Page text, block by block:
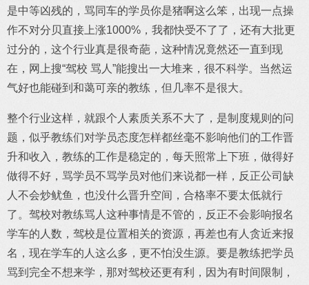
是中等凶残的，骂同车的学员你是猪啊这么笨，出现一点操
作不对分贝直接上涨1000%，我都快受不了了，还有大批更
过分的，这个行业真是很奇葩，这种情况竟然还一直到现
在，网上搜“驾校 骂人”能搜出一大堆来，很不科学。当然运
气好也能碰到和蔼可亲的教练，但几率不是很大。
整个行业这样，就跟个人素质关系不大了，是制度规则的问
题，似乎教练们对学员态度怎样都丝毫不影响他们的工作晋
升和收入，教练的工作是稳定的，每天照常上下班，做得好
做得不好，骂学员不骂学员对他们来说都一样，反正公司缺
人不会炒鱿鱼，也没什么晋升空间，合格率不要太低就行
了。驾校对教练骂人这种事情是不管的，反正不会影响报名
学车的人数，驾校是位置相关的资源，再差也有人贪近来报
名，现在学车的人这么多，更不怕没生源。要是教练把学员
骂到完全不想来学，那对驾校还更有利，因为有时间限制，